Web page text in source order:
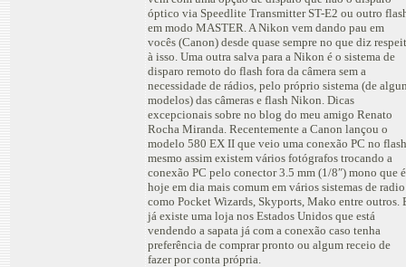
óptico via Speedlite Transmitter ST-E2 ou outro
em modo MASTER. A Nikon vem dando pau em
vocês (Canon) desde quase sempre no que diz
à isso. Uma outra salva para a Nikon é o sistema de
disparo remoto do flash fora da câmera sem a
necessidade de rádios, pelo próprio sistema (de
modelos) das câmeras e flash Nikon. Dicas
excepcionais sobre no blog do meu amigo Renato
Rocha Miranda. Recentemente a Canon lançou o
modelo 580 EX II que veio uma conexão PC no
mesmo assim existem vários fotógrafos trocando a
conexão PC pelo conector 3.5 mm (1/8″) mono que é
hoje em dia mais comum em vários sistemas de radio
como Pocket Wizards, Skyports, Mako entre outros.
já existe uma loja nos Estados Unidos que está
vendendo a sapata já com a conexão caso tenha
preferência de comprar pronto ou algum receio de
fazer por conta própria.